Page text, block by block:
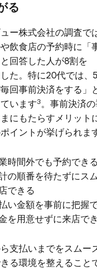
る
ー株式会社の​調査で
飲食店の​予約時に​「
回答した​人が​8割を​
た。​特に​20代では、​
毎回​事前決済を​する」
います3。​事前決済
にもたらすメリット
イントが​挙げられま
時間外でも​予約できる
の​順番を​待たずに​ス
できる
い​金額を​事前に​把握
を​用意せずに​来店で
支払いまでを​スムー
る​環境を​整える​こと